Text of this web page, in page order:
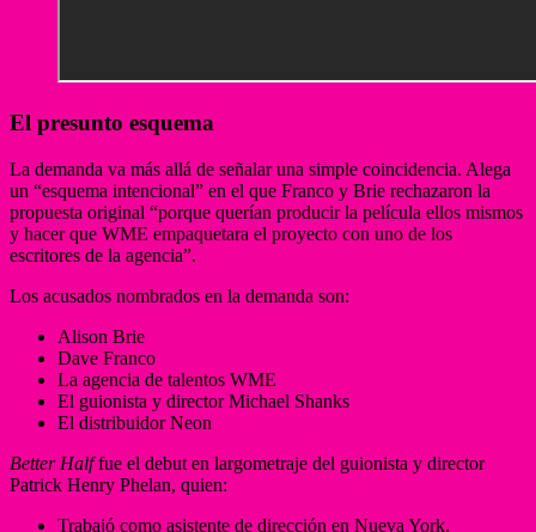
El presunto esquema
La demanda va más allá de señalar una simple coincidencia. Alega
un “esquema intencional” en el que Franco y Brie rechazaron la
propuesta original “porque querían producir la película ellos mismos
y hacer que WME empaquetara el proyecto con uno de los
escritores de la agencia”.
Los acusados nombrados en la demanda son:
Alison Brie
Dave Franco
La agencia de talentos WME
El guionista y director Michael Shanks
El distribuidor Neon
Better Halffue el debut en largometraje del guionista y director
Patrick Henry Phelan, quien:
Trabajó como asistente de dirección en Nueva York.